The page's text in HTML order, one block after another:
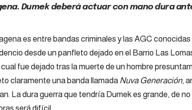
Dumek deberá actuar con mano dura
es entre bandas criminales y las AGC
desde un panfleto dejado en el Barrio Las
fue dejado tras la muerte de un hombre
claramente una banda llamada Nuva Generación,
La dura guerra que tendría Dumek es grande, de
será difícil.